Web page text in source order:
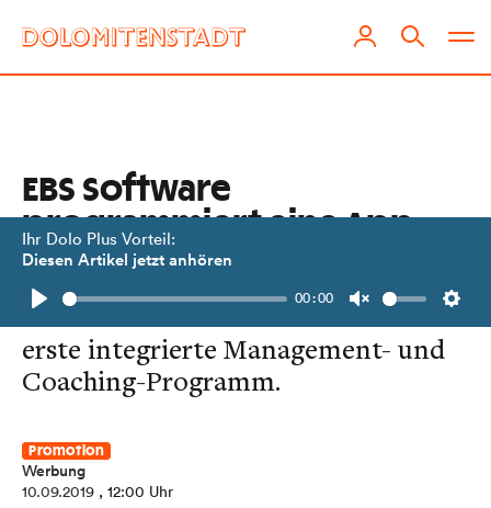
Ihr Dolo Plus Vorteil:
Diesen Artikel jetzt anhören
Play
00:00
Unmute
EBS Software
programmiert eine App
gegen Stress
CALMMANDER ist das weltweit
erste integrierte Management- und
Coaching-Programm.
Promotion
Werbung
10.09.2019 , 12:00 Uhr